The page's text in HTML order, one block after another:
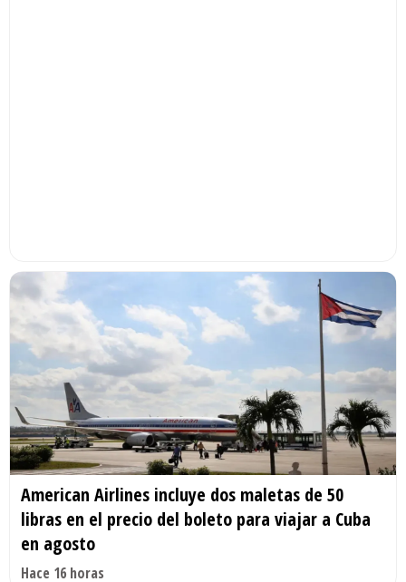
American Airlines incluye dos maletas de 50
libras en el precio del boleto para viajar a Cuba
en agosto
Hace 16 horas